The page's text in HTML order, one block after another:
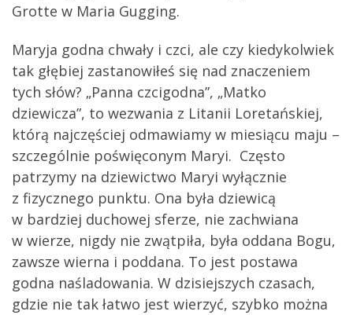
Grotte w Maria Gugging.
Maryja godna chwały i czci, ale czy kiedykolwiek
tak głębiej zastanowiłeś się nad znaczeniem
tych słów? „Panna czcigodna”, „Matko
dziewicza”, to wezwania z Litanii Loretańskiej,
którą najczęściej odmawiamy w miesiącu maju –
szczególnie poświęconym Maryi. Często
patrzymy na dziewictwo Maryi wyłącznie
z fizycznego punktu. Ona była dziewicą
w bardziej duchowej sferze, nie zachwiana
w wierze, nigdy nie zwątpiła, była oddana Bogu,
zawsze wierna i poddana. To jest postawa
godna naśladowania. W dzisiejszych czasach,
gdzie nie tak łatwo jest wierzyć, szybko można